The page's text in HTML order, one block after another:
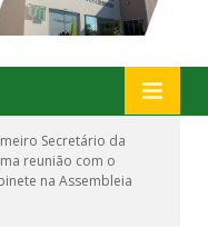
Secretário da
reunião com o
na Assembleia